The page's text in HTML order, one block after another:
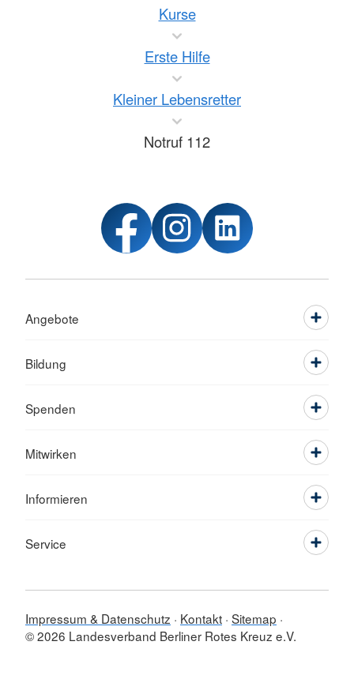
Kurse
Erste Hilfe
Kleiner Lebensretter
Notruf 112
Angebote
Bildung
Spenden
Mitwirken
Informieren
Service
Impressum & Datenschutz Kontakt Sitemap
© 2026 Landesverband Berliner Rotes Kreuz e.V.